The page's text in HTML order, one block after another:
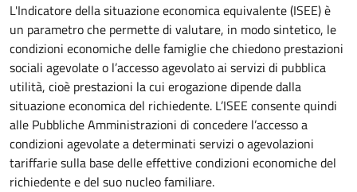
L'Indicatore della situazione economica equivalente (ISEE) è
un parametro che permette di valutare, in modo sintetico, le
condizioni economiche delle famiglie che chiedono prestazioni
sociali agevolate o l’accesso agevolato ai servizi di pubblica
utilità, cioè prestazioni la cui erogazione dipende dalla
situazione economica del richiedente. L’ISEE consente quindi
alle Pubbliche Amministrazioni di concedere l’accesso a
condizioni agevolate a determinati servizi o agevolazioni
tariffarie sulla base delle effettive condizioni economiche del
richiedente e del suo nucleo familiare.